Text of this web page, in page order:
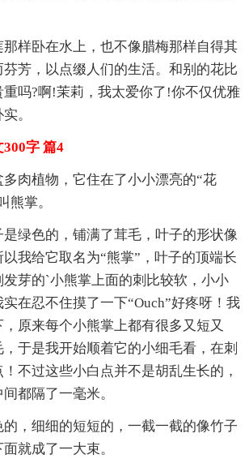
样卧在水上，也不像腊梅那样自得其
芳，以点缀人们的生活。和别的花比
吗?啊!茉莉，我太爱你了!你不仅优雅
。
字 篇4
肉植物，它住在了小小漂亮的“花
熊掌。
绿色的，铺满了茸毛，叶子的形状像
我给它取名为“熊掌”，叶子的顶端长
芽的`小熊掌上面的刺比较软，小小
在忍不住摸了一下“Ouch”好疼呀！我
原来每个小熊掌上都有很多又短又
于是我开始顺着它的小细毛看，在刺
不过这些小白点并不是胡乱生长的，
都隔了一毫米。
，细细的短短的，一截一截的像竹子
就成了一大束。